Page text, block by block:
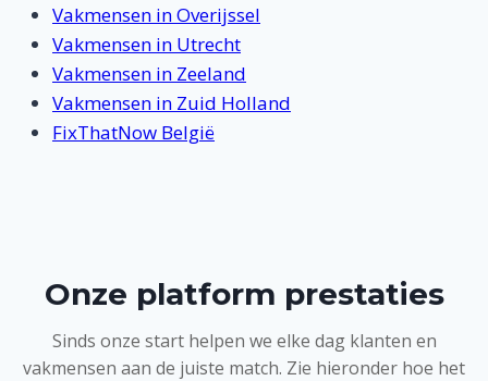
Vakmensen in Overijssel
Vakmensen in Utrecht
Vakmensen in Zeeland
Vakmensen in Zuid Holland
FixThatNow België
Onze platform prestaties
Sinds onze start helpen we elke dag klanten en
vakmensen aan de juiste match. Zie hieronder hoe het